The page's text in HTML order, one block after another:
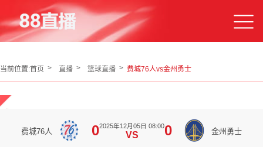
当前位置:首页 直播 篮球直播 费城76人vs金州勇士
费城76人 02025年12月05日 08:00
VS 0 金州勇士